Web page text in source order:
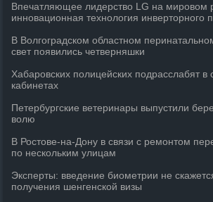
Впечатляющее лидерство LG на мировом
инновационная технология инверторного
В Волгоградском областном
свет появились четверняшки
Хабаровских полицейских подрасслабят в
кабинетах
Петербургские ветеринары выпустили
волю
В Ростове-на-Дону в связи с ремонтом
по нескольким улицам
Эксперты: введение биометрии не
получения шенгенской визы